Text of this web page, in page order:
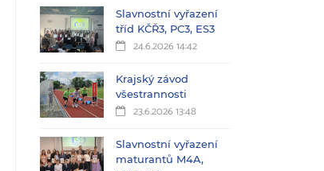
Slavnostní vyřazení
tříd KČŘ3, PC3, ES3
24.6.2026 14:42
Krajský závod
všestrannosti
23.6.2026 13:48
Slavnostní vyřazení
maturantů M4A,